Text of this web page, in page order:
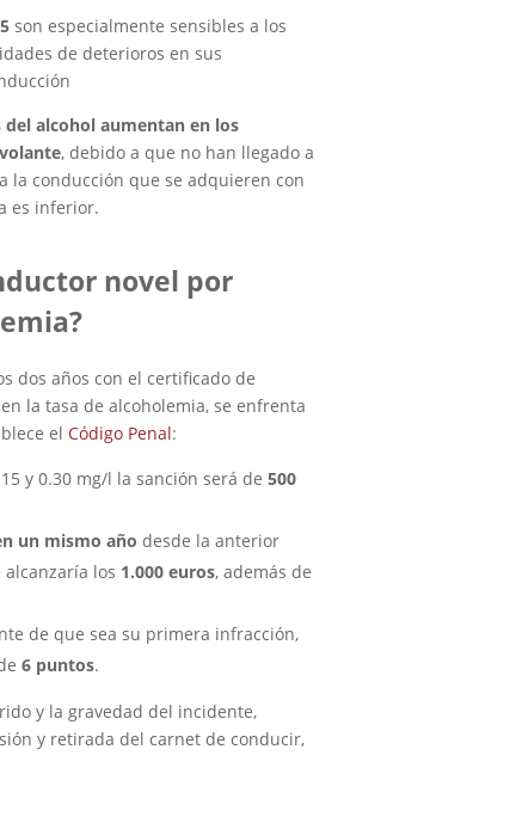
son especialmente sensibles a los
de deterioros en sus
del alcohol aumentan en los
, debido a que no han llegado a
la conducción que se adquieren con
es inferior.
novel por
dos años con el certificado de
la tasa de alcoholemia, se enfrenta
el Código Penal:
y 0.30 mg/l la sanción será de 500
un mismo año desde la anterior
los 1.000 euros, además de
de que sea su primera infracción,
6 puntos.
y la gravedad del incidente,
y retirada del carnet de conducir,